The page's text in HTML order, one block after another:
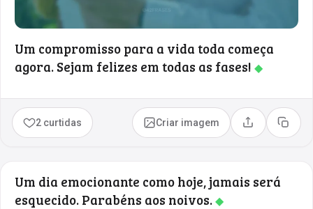
Um compromisso para a vida toda começa
agora. Sejam felizes em todas as fases! ◆
2 curtidas Criar imagem Compartilhar
Copiar
Um dia emocionante como hoje, jamais será
esquecido. Parabéns aos noivos.◆